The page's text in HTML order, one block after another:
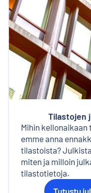
Tilastojen
Mihin
emme anna
tilastoista?
miten ja milloin
tilastotietoja.
Tutustu